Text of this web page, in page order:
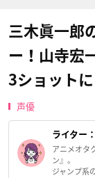
三木眞一郎
ー！山寺宏
3ショット
声優
ライター：
アニメオタ
ン』。
ジャンプ系